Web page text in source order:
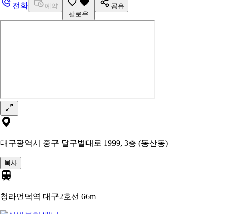
전화
예약
팔로우
공유
대구광역시 중구 달구벌대로 1999, 3층 (동산동)
복사
청라언덕역 대구2호선 66m